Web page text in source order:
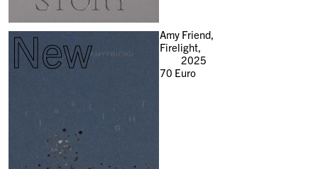
New
Amy Friend,
Firelight,
2025
70 Euro